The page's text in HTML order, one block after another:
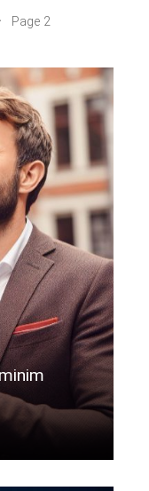
Page 2